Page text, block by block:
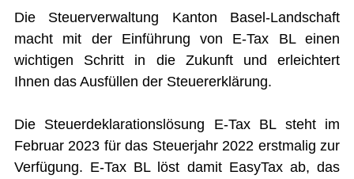
Die Steuerverwaltung Kanton Basel-Landschaft
macht mit der Einführung von E-Tax BL einen
wichtigen Schritt in die Zukunft und erleichtert
Ihnen das Ausfüllen der Steuererklärung.
Die Steuerdeklarationslösung E-Tax BL steht im
Februar 2023 für das Steuerjahr 2022 erstmalig zur
Verfügung. E-Tax BL löst damit EasyTax ab, das